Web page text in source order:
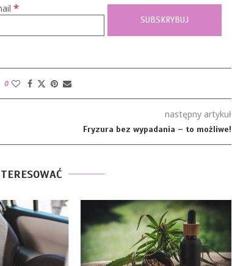
*
0
następny artykuł
Fryzura bez wypadania – to możliwe!